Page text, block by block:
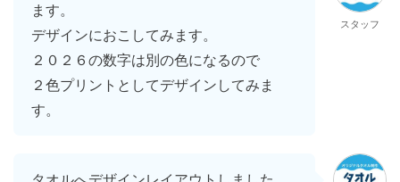
ます。
デザインにおこしてみます。
２０２６の数字は別の色になるので
２色プリントとしてデザインしてみま
す。
スタッフ